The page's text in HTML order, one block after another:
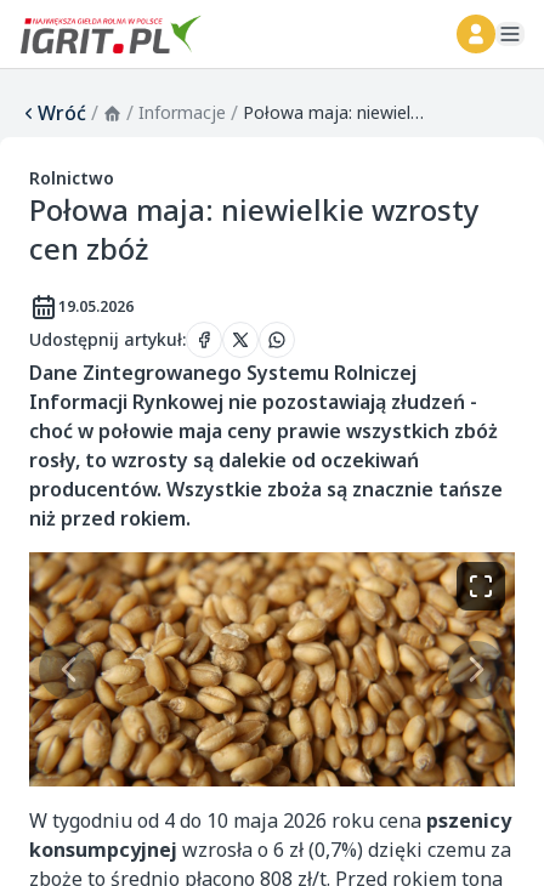
Wróć/ / Informacje / Połowa maja: niewielkie wzrosty cen zbóż
Rolnictwo
Połowa maja: niewielkie wzrosty
cen zbóż
19.05.2026
Udostępnij artykuł:
Dane Zintegrowanego Systemu Rolniczej
Informacji Rynkowej nie pozostawiają złudzeń -
choć w połowie maja ceny prawie wszystkich zbóż
rosły, to wzrosty są dalekie od oczekiwań
producentów. Wszystkie zboża są znacznie tańsze
niż przed rokiem.
W tygodniu od 4 do 10 maja 2026 roku cena pszenicy
konsumpcyjnej wzrosła o 6 zł (0,7%) dzięki czemu za
zboże to średnio płacono 808 zł/t. Przed rokiem tona